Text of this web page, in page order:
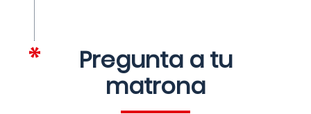
Pregunta a tu
matrona